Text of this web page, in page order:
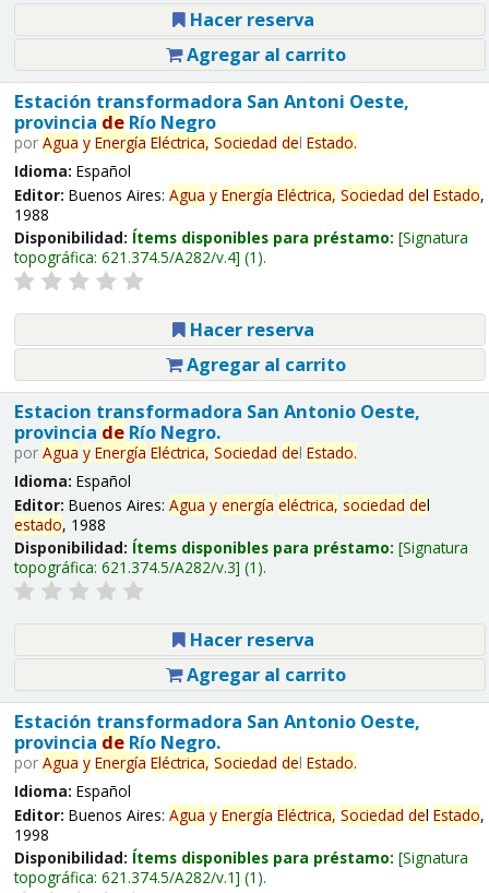
Hacer reserva
Agregar al carrito
Estación transformadora San Antoni Oeste,
provincia deRío Negro
por Agua y Energía Eléctrica, Sociedad del Estado.
Idioma: Español
Editor: Buenos Aires: Agua y Energía Eléctrica, Sociedad del Estado,
1988
Disponibilidad: Ítems disponibles para préstamo: Signatura
topográfica: 621.374.5/A282/v.4 (1).
Hacer reserva
Agregar al carrito
Estacion transformadora San Antonio Oeste,
provincia deRío Negro.
por Agua y Energía Eléctrica, Sociedad del Estado.
Idioma: Español
Editor: Buenos Aires: Agua y energía eléctrica, sociedad del
estado, 1988
Disponibilidad: Ítems disponibles para préstamo: Signatura
topográfica: 621.374.5/A282/v.3 (1).
Hacer reserva
Agregar al carrito
Estación transformadora San Antonio Oeste,
provincia deRío Negro.
por Agua y Energía Eléctrica, Sociedad del Estado.
Idioma: Español
Editor: Buenos Aires: Agua y Energía Eléctrica, Sociedad del Estado,
1998
Disponibilidad: Ítems disponibles para préstamo: Signatura
topográfica: 621.374.5/A282/v.1 (1).